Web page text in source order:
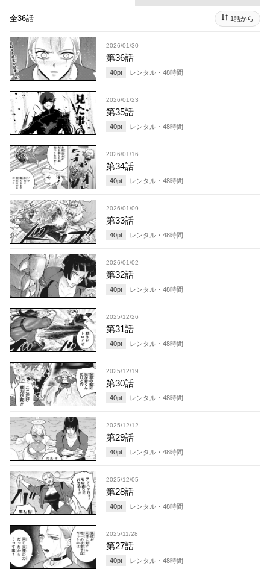
全36話 1話から
2026/01/30
第36話
40pt レンタル・ 48時間
2026/01/23
第35話
40pt レンタル・ 48時間
2026/01/16
第34話
40pt レンタル・ 48時間
2026/01/09
第33話
40pt レンタル・ 48時間
2026/01/02
第32話
40pt レンタル・ 48時間
2025/12/26
第31話
40pt レンタル・ 48時間
2025/12/19
第30話
40pt レンタル・ 48時間
2025/12/12
第29話
40pt レンタル・ 48時間
2025/12/05
第28話
40pt レンタル・ 48時間
2025/11/28
第27話
40pt レンタル・ 48時間